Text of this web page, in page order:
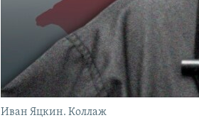
Иван Яцкин. Коллаж